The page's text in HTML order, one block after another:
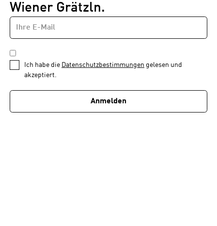
Wiener Grätzln.
Newsletter
1
von
E-
MAIL-
ADRESSE
DATENSCHUTZBESTIMMUNGEN
*
Ich habe die Datenschutzbestimmungen gelesen und
akzeptiert.
Anmelden